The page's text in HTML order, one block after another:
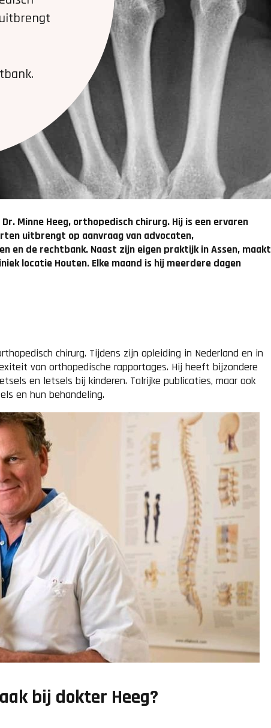
Minne Heeg, orthopedisch chirurg. Hij is een ervaren
uitbrengt op aanvraag van advocaten,
en de rechtbank. Naast zijn eigen praktijk in Assen, maakt
locatie Houten. Elke maand is hij meerdere dagen
chirurg. Tijdens zijn opleiding in Nederland en in
van orthopedische rapportages. Hij heeft bijzondere
en letsels bij kinderen. Talrijke publicaties, maar ook
en hun behandeling.
bij dokter Heeg?